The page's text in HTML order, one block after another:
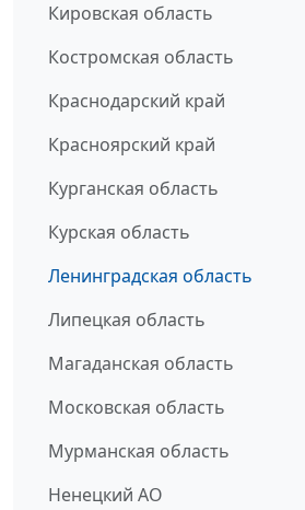
Кировская область
Костромская область
Краснодарский край
Красноярский край
Курганская область
Курская область
Ленинградская область
Липецкая область
Магаданская область
Московская область
Мурманская область
Ненецкий АО